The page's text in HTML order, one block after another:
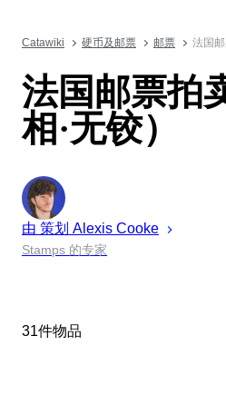
Catawiki 硬币及邮票 邮票 法国邮
法国邮票拍
相·无铰）
由 策划 Alexis Cooke
Stamps 的专家
31件物品